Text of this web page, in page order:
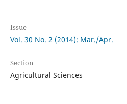
Issue
Vol. 30 No. 2 (2014): Mar./Apr.
Section
Agricultural Sciences